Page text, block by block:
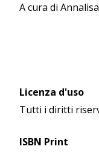
A cura di
Licenza d'uso
Tutti i diritti
ISBN Print